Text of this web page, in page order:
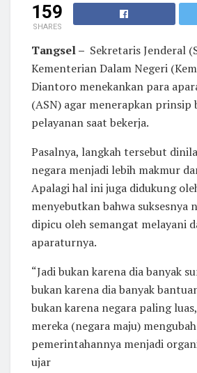
159
SHARES
Tangsel – Sekretaris Jenderal
Kementerian Dalam Negeri
Diantoro menekankan para
(ASN) agar menerapkan prinsip
pelayanan saat bekerja.
Pasalnya, langkah tersebut
negara menjadi lebih makmur
Apalagi hal ini juga didukung
menyebutkan bahwa suksesnya
dipicu oleh semangat melayani
aparaturnya.
“Jadi bukan karena dia banyak
bukan karena dia banyak
bukan karena negara paling
mereka (negara maju) mengubah
pemerintahannya menjadi
ujar